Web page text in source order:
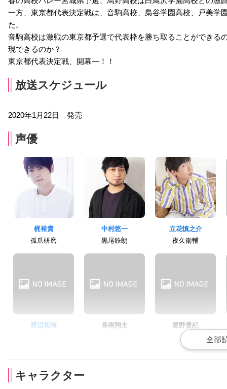
一方、東京都代表決定戦は、音駒高校、梟谷学園高校、戸美
た。
音駒高校は激戦の東京都予選で代表枠を勝ち取ることができ
現できるのか？
東京都代表決定戦、開幕―！！
放送スケジュール
2020年1月22日 発売
声優
梶裕貴
孤爪研磨
中村悠一
黒尾鉄朗
立花慎之介
夜久衛輔
渡辺拓海
長南翔太
星野貴紀
海 信行
キャラクター